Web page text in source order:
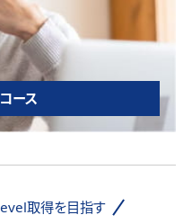
ース
取得を目指す